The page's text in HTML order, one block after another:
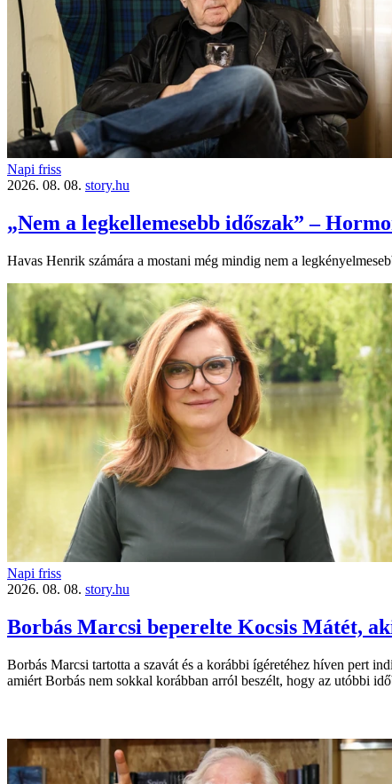
Napi friss
2026. 08. 08. story.hu
„Nem a legkellemesebb időszak” –
Havas Henrik számára a mostani még mindig nem a
Napi friss
2026. 08. 08. story.hu
Borbás Marcsi beperelte Kocsis Mátét,
Borbás Marcsi tartotta a szavát és a korábbi ígéretéhez híven pert
amiért Borbás nem sokkal korábban arról beszélt, hogy az utóbbi